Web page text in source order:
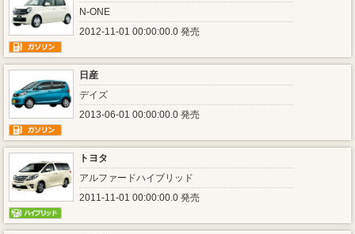
N-ONE
2012-11-01 00:00:00.0 発売
日産
デイズ
2013-06-01 00:00:00.0 発売
トヨタ
アルファードハイブリッド
2011-11-01 00:00:00.0 発売